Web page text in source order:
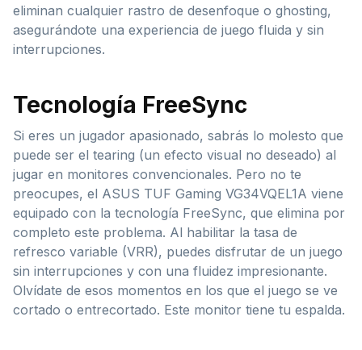
eliminan cualquier rastro de desenfoque o ghosting,
asegurándote una experiencia de juego fluida y sin
interrupciones.
Tecnología FreeSync
Si eres un jugador apasionado, sabrás lo molesto que
puede ser el tearing (un efecto visual no deseado) al
jugar en monitores convencionales. Pero no te
preocupes, el ASUS TUF Gaming VG34VQEL1A viene
equipado con la tecnología FreeSync, que elimina por
completo este problema. Al habilitar la tasa de
refresco variable (VRR), puedes disfrutar de un juego
sin interrupciones y con una fluidez impresionante.
Olvídate de esos momentos en los que el juego se ve
cortado o entrecortado. Este monitor tiene tu espalda.